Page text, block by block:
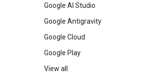
Google AI Studio
Google Antigravity
Google Cloud
Google Play
View all